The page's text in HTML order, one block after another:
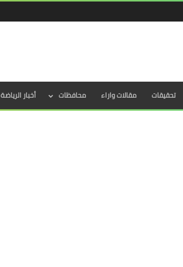
تحقيقات مقالات واراء محافظات أخبار الرياضة